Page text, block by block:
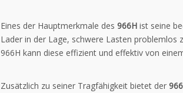
Eines der Hauptmerkmale des 966H ist seine
Lader in der Lage, schwere Lasten problemlos
966H kann diese effizient und effektiv von
Zusätzlich zu seiner Tragfähigkeit bietet der